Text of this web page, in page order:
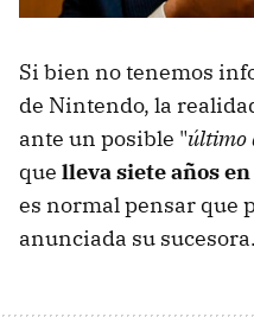
Si bien no tenemos
de Nintendo, la
ante un posible "último
que lleva siete años
es normal pensar que
anunciada su sucesora.